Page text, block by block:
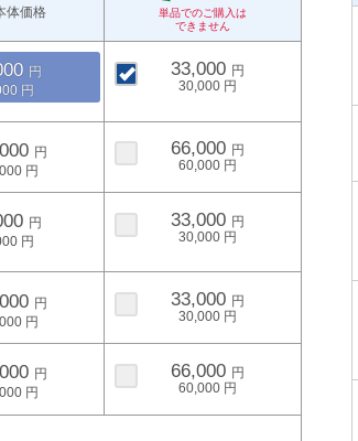
体価格
33,000
30,000
66,000
60,000
33,000
30,000
33,000
30,000
66,000
60,000